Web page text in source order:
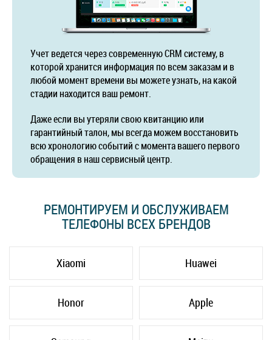
Учет ведется через современную CRM систему, в
которой хранится информация по всем заказам и в
любой момент времени вы можете узнать, на какой
стадии находится ваш ремонт.
Даже если вы утеряли свою квитанцию или
гарантийный талон, мы всегда можем восстановить
всю хронологию событий с момента вашего первого
обращения в наш сервисный центр.
РЕМОНТИРУЕМ И ОБСЛУЖИВАЕМ
ТЕЛЕФОНЫ ВСЕХ БРЕНДОВ
Xiaomi Huawei
Honor Apple